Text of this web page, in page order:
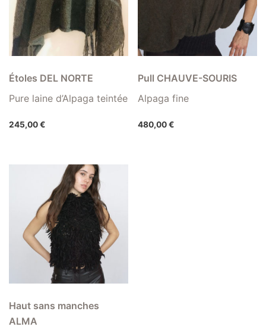
Étoles DEL NORTE
Pure laine d’Alpaga teintée
245,00€
Pull CHAUVE-SOURIS
Alpaga fine
480,00€
Haut sans manches
ALMA